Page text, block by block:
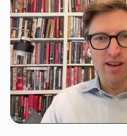
HBM 아닌 파운드리"[영문]&nbsp;China
chain; US lags behind[영문]&nbsp;AI
of K-Pop Production바로&nbsp;자기 혁
창업자는 게임용으로 만들었던 GPU가
점을 깨닫고 제품을 전면 갈아엎었습니다.
AI모델을 비약적으로 고도화시킬 수 있게
AI 열풍을 이끈 후 GPU 품귀 현상이 벌어지
파트너십’여부는 AI산업의 성공을 판가름